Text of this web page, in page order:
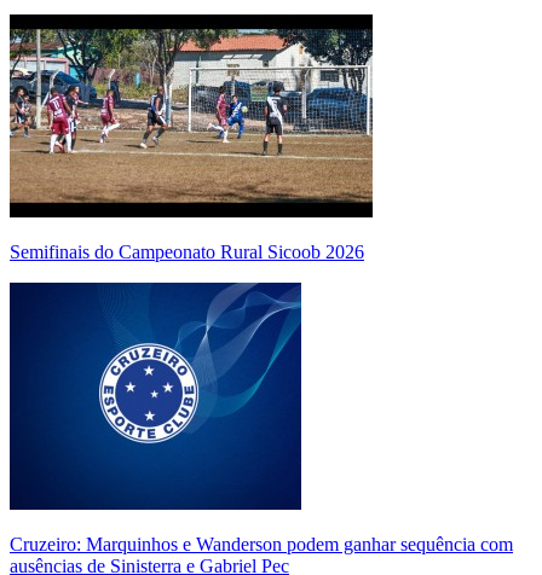
Semifinais do Campeonato Rural Sicoob 2026
Cruzeiro: Marquinhos e Wanderson podem ganhar sequência com
ausências de Sinisterra e Gabriel Pec